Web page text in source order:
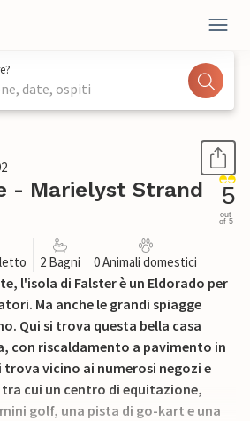
date, ospiti
- Marielyst Strand
5
out
of 5
2 Bagni 0 Animali domestici
l'isola di Falster è un Eldorado per
Ma anche le grandi spiagge
Qui si trova questa bella casa
con riscaldamento a pavimento in
vicino ai numerosi negozi e
cui un centro di equitazione,
golf, una pista di go-kart e una